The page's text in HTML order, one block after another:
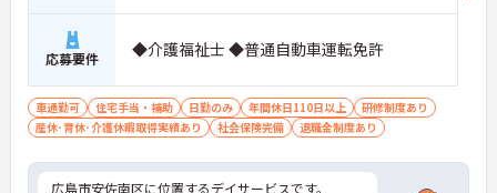
応募要件 ◆介護福祉士 ◆普通自動車運転免許
車通勤可 住宅手当・補助 日勤のみ 年間休日110日以上
研修制度あり
産休･育休･介護休暇取得実績あり
社会保険完備 退職金制度あり
広島市安佐南区に位置するデイサービスです。